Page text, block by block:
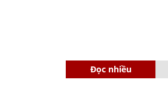
Đọc nhiều